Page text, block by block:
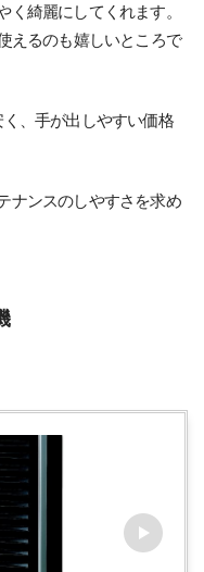
く綺麗にしてくれます。
えるのも嬉しいところで
、手が出しやすい価格
ナンスのしやすさを求め